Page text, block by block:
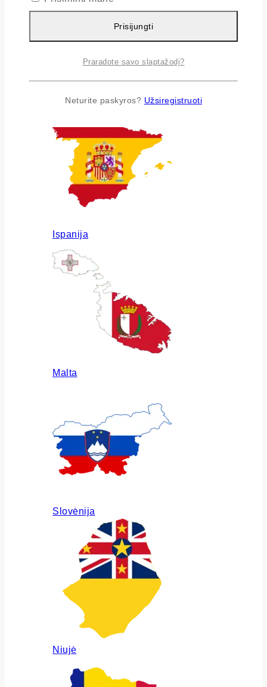
Airija
Ispanija
Malta
Slovėnija
Niujė
Prisijungti
Praradote savo slaptažodį?
Neturite paskyros? Užsiregistruoti